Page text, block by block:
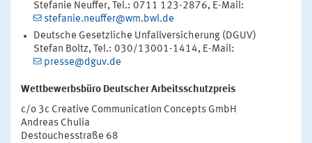
Stefanie Neuffer, Tel.: 0711 123-2876, E-Mail:
stefanie.neuffer@wm.bwl.de
Deutsche Gesetzliche Unfallversicherung (DGUV)
Stefan Boltz, Tel.: 030/13001-1414, E-Mail:
presse@dguv.de
Wettbewerbsbüro Deutscher Arbeitsschutzpreis
c/o 3c Creative Communication Concepts GmbH
Andreas Chulia
Destouchesstraße 68